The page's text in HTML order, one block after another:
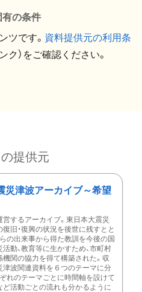
有の条件
ツです。 資料提供元の利用条
ク）をご確認ください。
提供元
災津波アーカイブ～希望
営するアーカイブ。東日本大震災
旧・復興の状況を後世に残すとと
らの出来事から得た教訓を今後の国
動、教育等に生かすため、市町村
機関の協力を得て構築された。収
津波関連資料を６つのテーマに分
ぞれのテーマごとに時間軸を設けて
ど活動ごとの流れも分かるように